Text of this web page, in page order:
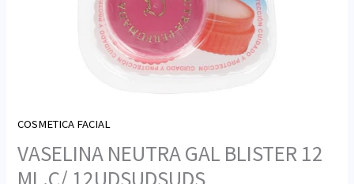
COSMETICA FACIAL
VASELINA NEUTRA GAL BLISTER 12
ML.C/ 12UDSUDSUDS